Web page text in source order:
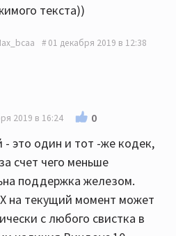
текста))
01 декабря 2019 в 12:38
2019 в 16:24 0
- это один и тот -же кодек,
счет чего меньше
поддержка железом.
на текущий момент может
с любого свистка в